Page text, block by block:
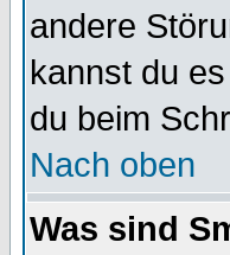
andere
kannst du
du beim
Nach oben
Was sind